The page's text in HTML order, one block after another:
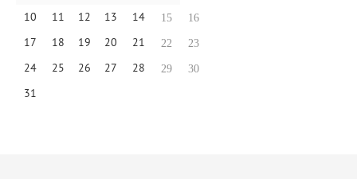
10 11 12 13 14 15 16
17 18 19 20 21 22 23
24 25 26 27 28 29 30
31